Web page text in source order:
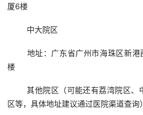
厦6楼
	中大院区
楼
	其他院区（可能还有荔湾院区、中山八院区、宝岗院
区等，具体地址建议通过医院渠道查询）